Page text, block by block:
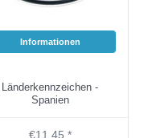
Informationen
Länderkennzeichen -
Spanien
€11,45 *